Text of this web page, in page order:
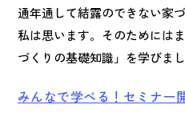
通年通して結露のできない家
私は思います。そのためには
づくりの基礎知識」を学びま
みんなで学べる！セミナー